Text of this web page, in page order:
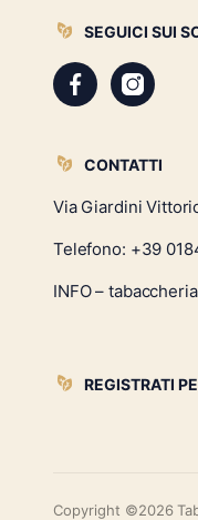
SEGUICI SUI
CONTATTI
Via Giardini
Telefono: +39
INFO –
REGISTRATI
Copyright ©2026